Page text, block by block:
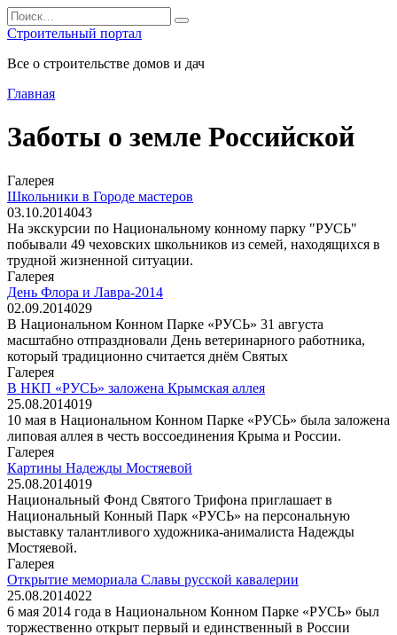
Перейти
к
содержанию
Search
for:
Строительный портал
Все о строительстве домов и дач
Главная
Заботы о земле Российской
Галерея
Школьники в Городе мастеров
03.10.2014043
На экскурсии по Национальному конному парку "РУСЬ"
побывали 49 чеховских школьников из семей, находящихся в
трудной жизненной ситуации.
Галерея
День Флора и Лавра-2014
02.09.2014029
В Национальном Конном Парке «РУСЬ» 31 августа
масштабно отпраздновали День ветеринарного работника,
который традиционно считается днём Святых
Галерея
В НКП «РУСЬ» заложена Крымская аллея
25.08.2014019
10 мая в Национальном Конном Парке «РУСЬ» была заложена
липовая аллея в честь воссоединения Крыма и России.
Галерея
Картины Надежды Мостяевой
25.08.2014019
Национальный Фонд Святого Трифона приглашает в
Национальный Конный Парк «РУСЬ» на персональную
выставку талантливого художника-анималиста Надежды
Мостяевой.
Галерея
Открытие мемориала Славы русской кавалерии
25.08.2014022
6 мая 2014 года в Национальном Конном Парке «РУСЬ» был
торжественно открыт первый и единственный в России